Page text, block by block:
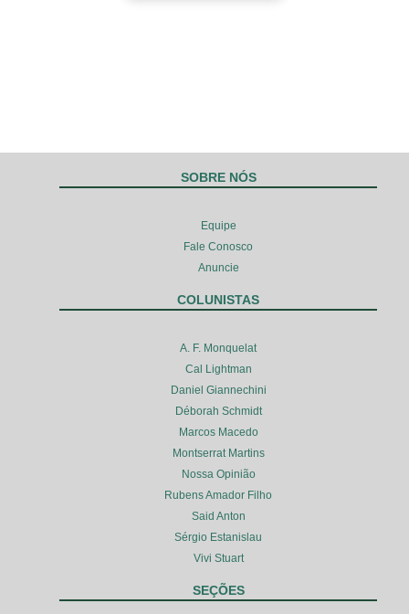
SOBRE NÓS
Equipe
Fale Conosco
Anuncie
COLUNISTAS
A. F. Monquelat
Cal Lightman
Daniel Giannechini
Déborah Schmidt
Marcos Macedo
Montserrat Martins
Nossa Opinião
Rubens Amador Filho
Said Anton
Sérgio Estanislau
Vivi Stuart
SEÇÕES